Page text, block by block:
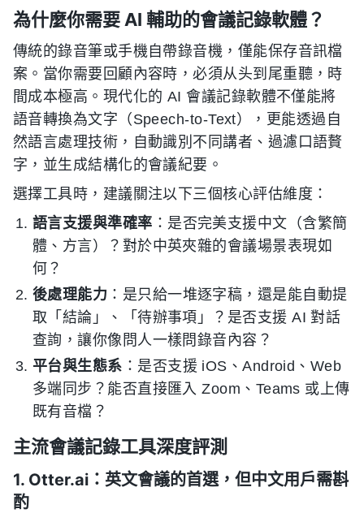
為什麼你需要 AI 輔助的會議記錄軟體？
傳統的錄音筆或手機自帶錄音機，僅能保存音訊檔
案。當你需要回顧內容時，必須从头到尾重聽，時
間成本極高。現代化的 AI 會議記錄軟體不僅能將
語音轉換為文字（Speech-to-Text），更能透過自
然語言處理技術，自動識別不同講者、過濾口語贅
字，並生成結構化的會議紀要。
選擇工具時，建議關注以下三個核心評估維度：
語言支援與準確率 ：是否完美支援中文（含繁簡
體、方言）？對於中英夾雜的會議場景表現如
何？
後處理能力 ：是只給一堆逐字稿，還是能自動提
取「結論」、「待辦事項」？是否支援 AI 對話
查詢，讓你像問人一樣問錄音內容？
平台與生態系 ：是否支援 iOS、Android、Web
多端同步？能否直接匯入 Zoom、Teams 或上傳
既有音檔？
主流會議記錄工具深度評測
1. Otter.ai：英文會議的首選，但中文用戶需斟
酌